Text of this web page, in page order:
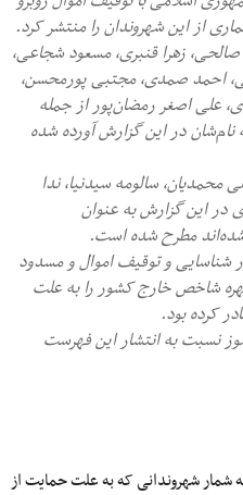
زهرا قنبری، مسعود شجاعی،
احمد صمدی، مجتبی پورمحسن،
علی اصغر رمضان‌پور از جمله
نام‌شان در این گزارش آورده شده
محمدیان، سالومه سیدنیا، ندا
در این گزارش ‌به‌ عنوان
شده‌اند مطرح شده است.
و توقیف اموال و مسدود
حساب‌های بانکی بیش از ۱۰۰ چهره شاخص خارج کشور را به علت
کرده بود.
نسبت به انتشار این فهرست
شمار شهروندانی که به علت حمایت از